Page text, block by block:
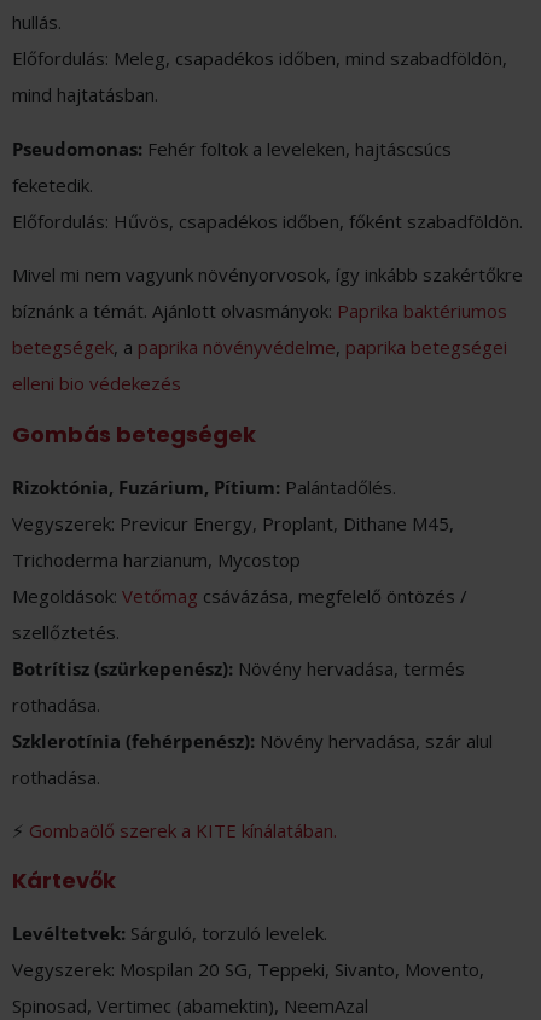
hullás.
Előfordulás: Meleg, csapadékos időben, mind szabadföldön,
mind hajtatásban.
Pseudomonas: Fehér foltok a leveleken, hajtáscsúcs
feketedik.
Előfordulás: Hűvös, csapadékos időben, főként szabadföldön.
Mivel mi nem vagyunk növényorvosok, így inkább szakértőkre
bíznánk a témát. Ajánlott olvasmányok: Paprika baktériumos
betegségek, a paprika növényvédelme, paprika betegségei
elleni bio védekezés
Gombás betegségek
Rizoktónia, Fuzárium, Pítium: Palántadőlés.
Vegyszerek: Previcur Energy, Proplant, Dithane M45,
Trichoderma harzianum, Mycostop
Megoldások: Vetőmag csávázása, megfelelő öntözés /
szellőztetés.
Botrítisz (szürkepenész): Növény hervadása, termés
rothadása.
Szklerotínia (fehérpenész): Növény hervadása, szár alul
rothadása.
⚡ Gombaölő szerek a KITE kínálatában.
Kártevők
Levéltetvek: Sárguló, torzuló levelek.
Vegyszerek: Mospilan 20 SG, Teppeki, Sivanto, Movento,
Spinosad, Vertimec (abamektin), NeemAzal